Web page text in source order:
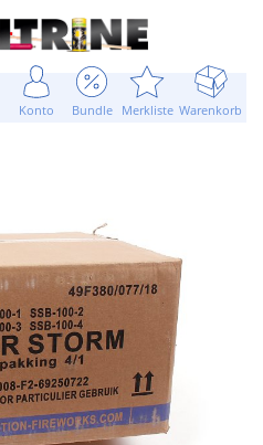
Konto Bundle Merkliste Warenkorb